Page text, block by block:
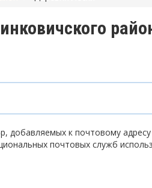
добавляемых к почтовому
почтовых служб